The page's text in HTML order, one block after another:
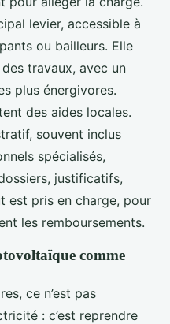
levier, accessible à
ou bailleurs. Elle
travaux, avec un
plus énergivores.
des aides locales.
souvent inclus
spécialisés,
justificatifs,
est pris en charge, pour
les remboursements.
comme
ce n’est pas
: c’est reprendre